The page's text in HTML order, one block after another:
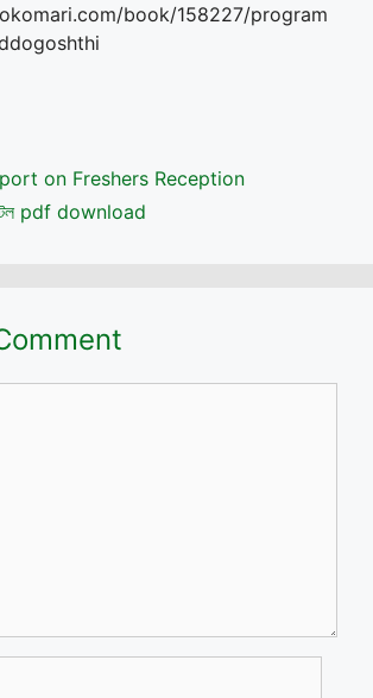
book/158227/program
on Freshers Reception
pdf download